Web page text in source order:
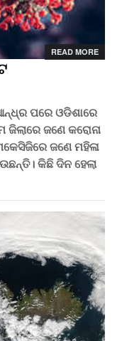
READ MORE
ପରେ ଓଡିଶାରେ
ଜିଲାରେ ଜଣେ କରୋନା
ଜଣେ ମହିଳା
କିଛି ଦିନ ହେଲା